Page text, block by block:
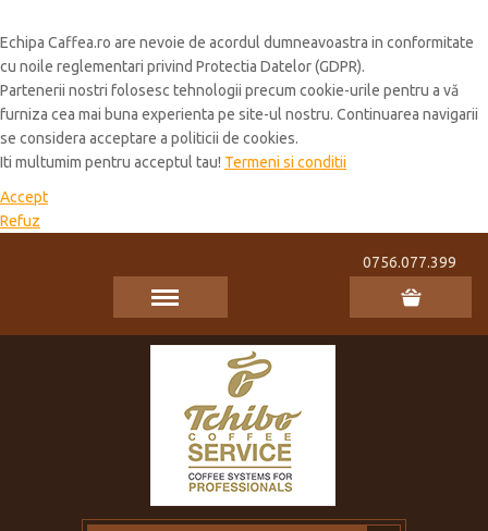
Echipa Caffea.ro are nevoie de acordul dumneavoastra in conformitate
cu noile reglementari privind Protectia Datelor (GDPR).
Partenerii nostri folosesc tehnologii precum cookie-urile pentru a vă
furniza cea mai buna experienta pe site-ul nostru. Continuarea navigarii
se considera acceptare a politicii de cookies.
Iti multumim pentru acceptul tau! Termeni si conditii
Accept
Refuz
0756.077.399